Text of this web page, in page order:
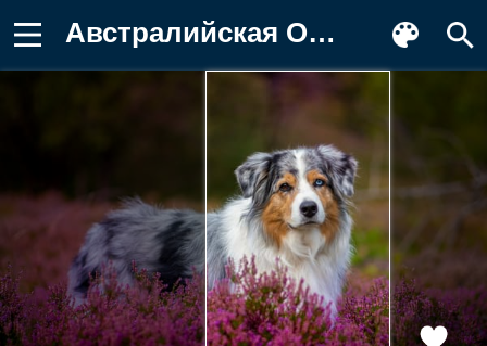
Австралийская Овчарка с разными глазами Фото